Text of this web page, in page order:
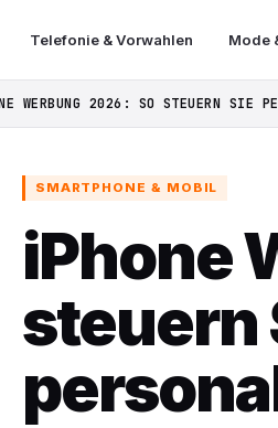
Telefonie & Vorwahlen Mode
WERBUNG 2026: SO STEUERN SIE
SMARTPHONE & MOBIL
iPhone
steuern